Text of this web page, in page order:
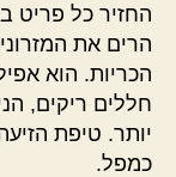
החזיר כל פריט
הרים את
הכריות. הוא
חללים ריקים,
יותר. טיפת
כמפל.